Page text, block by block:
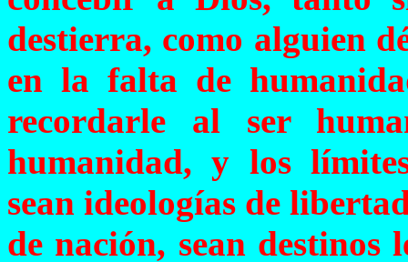
destierra, como alguien
en la falta de
recordarle al ser
humanidad, y los
sean ideologías de
de nación, sean